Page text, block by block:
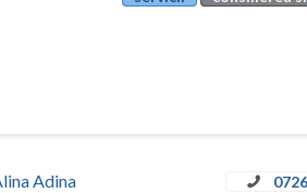
Adina